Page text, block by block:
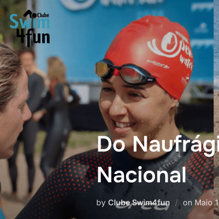
Skip
to
content
Do
Nacional
by Clube Swim4fun on Posted
Maio